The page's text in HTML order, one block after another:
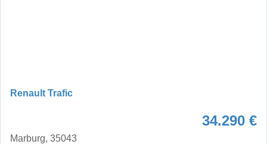
Renault Trafic
34.290 €
Marburg, 35043